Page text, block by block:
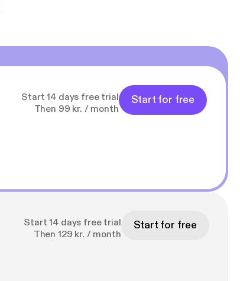
Start 14 days free trial
Then 99 kr. / month
Start for free
Start 14 days free trial
Then 129 kr. / month
Start for free